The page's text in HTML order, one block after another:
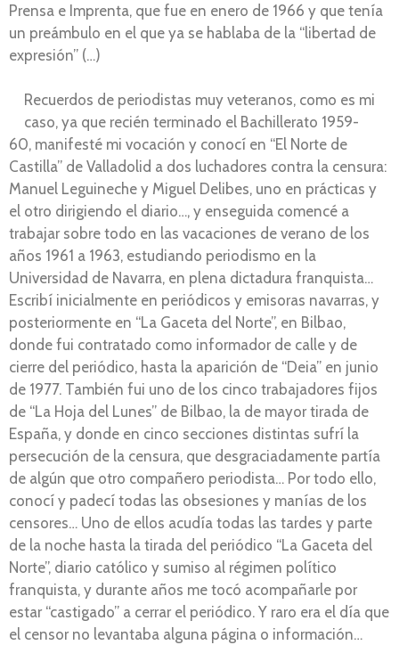
Prensa e Imprenta, que fue en enero de 1966 y que tenía
un preámbulo en el que ya se hablaba de la “libertad de
expresión” (…)
Recuerdos de periodistas muy veteranos, como es mi
caso, ya que recién terminado el Bachillerato 1959-
60, manifesté mi vocación y conocí en “El Norte de
Castilla” de Valladolid a dos luchadores contra la censura:
Manuel Leguineche y Miguel Delibes, uno en prácticas y
el otro dirigiendo el diario…, y enseguida comencé a
trabajar sobre todo en las vacaciones de verano de los
años 1961 a 1963, estudiando periodismo en la
Universidad de Navarra, en plena dictadura franquista…
Escribí inicialmente en periódicos y emisoras navarras, y
posteriormente en “La Gaceta del Norte”, en Bilbao,
donde fui contratado como informador de calle y de
cierre del periódico, hasta la aparición de “Deia” en junio
de 1977. También fui uno de los cinco trabajadores fijos
de “La Hoja del Lunes” de Bilbao, la de mayor tirada de
España, y donde en cinco secciones distintas sufrí la
persecución de la censura, que desgraciadamente partía
de algún que otro compañero periodista… Por todo ello,
conocí y padecí todas las obsesiones y manías de los
censores… Uno de ellos acudía todas las tardes y parte
de la noche hasta la tirada del periódico “La Gaceta del
Norte”, diario católico y sumiso al régimen político
franquista, y durante años me tocó acompañarle por
estar “castigado” a cerrar el periódico. Y raro era el día que
el censor no levantaba alguna página o información…